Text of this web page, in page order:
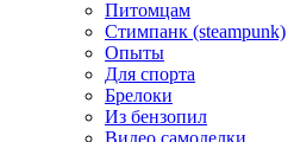
Питомцам
Стимпанк (steampunk)
Опыты
Для спорта
Брелоки
Из бензопил
Видео самоделки